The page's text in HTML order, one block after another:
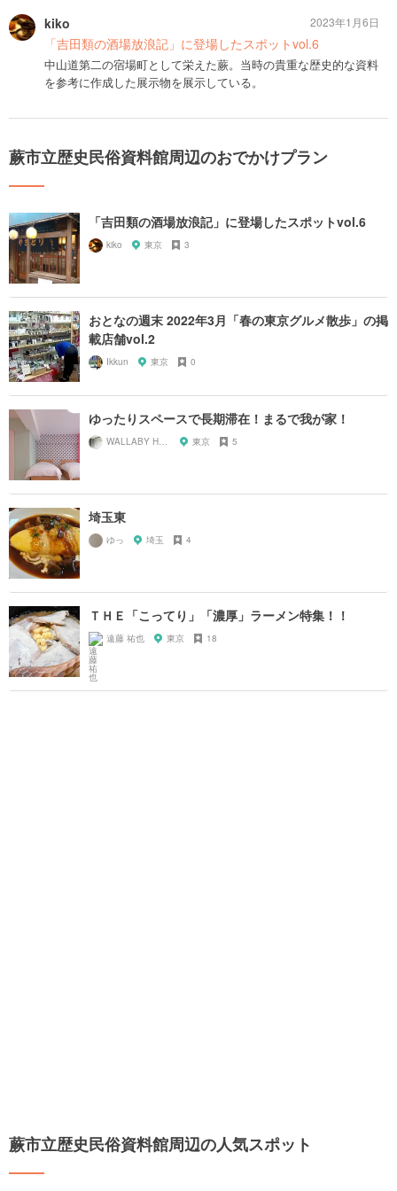
kiko
「吉田類の酒場放浪記」に登場したスポットvol.6
中山道第二の宿場町として栄えた蕨。当時の貴重な歴史的な資料
を参考に作成した展示物を展示している。
2023年1月6日
蕨市立歴史民俗資料館周辺のおでかけプラン
「吉田類の酒場放浪記」に登場したスポットvol.6
kiko 東京 3
おとなの週末 2022年3月「春の東京グルメ散歩」の掲
載店舗vol.2
Ikkun 東京 0
ゆったりスペースで長期滞在！まるで我が家！
東京 5
埼玉東
ゆっ 埼玉 4
ＴＨＥ「こってり」「濃厚」ラーメン特集！！
遠藤 祐也 東京 18
蕨市立歴史民俗資料館周辺の人気スポット